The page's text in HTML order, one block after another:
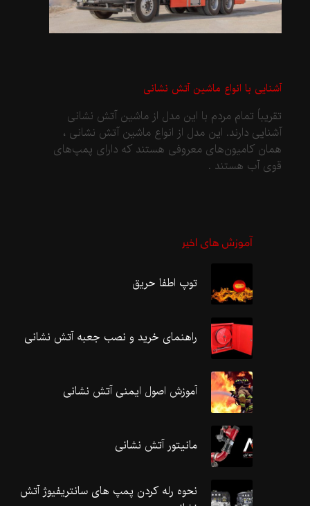
آشنایی با انواع ماشین آتش نشانی
تقریباً تمام مردم با این مدل از ماشین آتش نشانی
آشنایی دارند. این مدل از انواع ماشین آتش نشانی ،
همان کامیون‌های معروفی هستند که دارای پمپ‌های
قوی آب هستند .
آموزش های اخیر
توپ اطفا حریق
راهنمای خرید و نصب جعبه آتش نشانی
آموزش اصول ایمنی آتش نشانی
مانیتور آتش نشانی
نحوه رله کردن پمپ های سانتریفیوژ آتش